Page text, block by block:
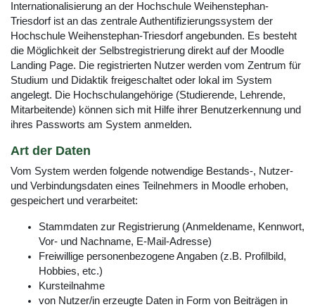
Internationalisierung an der Hochschule Weihenstephan-
Triesdorf ist an das zentrale Authentifizierungssystem der
Hochschule Weihenstephan-Triesdorf angebunden. Es besteht
die Möglichkeit der Selbstregistrierung direkt auf der Moodle
Landing Page. Die registrierten Nutzer werden vom Zentrum für
Studium und Didaktik freigeschaltet oder lokal im System
angelegt. Die Hochschulangehörige (Studierende, Lehrende,
Mitarbeitende) können sich mit Hilfe ihrer Benutzerkennung und
ihres Passworts am System anmelden.
Art der Daten
Vom System werden folgende notwendige Bestands-, Nutzer-
und Verbindungsdaten eines Teilnehmers in Moodle erhoben,
gespeichert und verarbeitet:
Stammdaten zur Registrierung (Anmeldename, Kennwort,
Vor- und Nachname, E-Mail-Adresse)
Freiwillige personenbezogene Angaben (z.B. Profilbild,
Hobbies, etc.)
Kursteilnahme
von Nutzer/in erzeugte Daten in Form von Beiträgen in